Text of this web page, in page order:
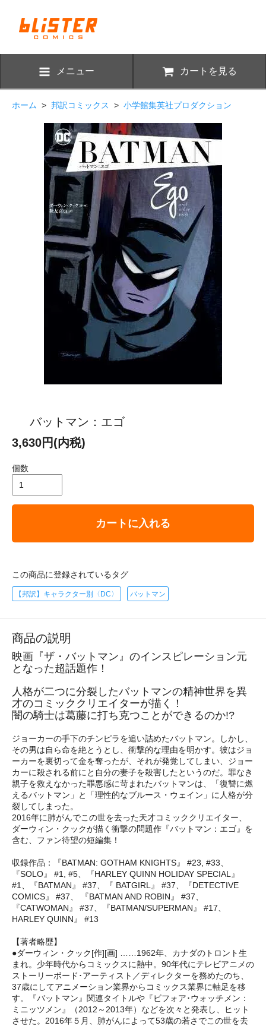
メニュー カートを見る
ホーム > 邦訳コミックス > 小学館集英社プロダクション
バットマン：エゴ
3,630円(内税)
個数
カートに入れる
この商品に登録されているタグ
【邦訳】キャラクター別〈DC〉 バットマン
商品の説明
映画『ザ・バットマン』のインスピレーション元
となった超話題作！
人格が二つに分裂したバットマンの精神世界を異
才のコミッククリエイターが描く！
闇の騎士は葛藤に打ち克つことができるのか!?
ジョーカーの手下のチンピラを追い詰めたバットマン。しかし、
その男は自ら命を絶とうとし、衝撃的な理由を明かす。彼はジョ
ーカーを裏切って金を奪ったが、それが発覚してしまい、ジョー
カーに殺される前にと自分の妻子を殺害したというのだ。罪なき
親子を救えなかった罪悪感に苛まれたバットマンは、「復讐に燃
えるバットマン」と「理性的なブルース・ウェイン」に人格が分
裂してしまった。
2016年に肺がんでこの世を去った天才コミッククリエイター、
ダーウィン・クックが描く衝撃の問題作『バットマン：エゴ』を
含む、ファン待望の短編集！
収録作品：『BATMAN: GOTHAM KNIGHTS』 #23, #33、
『SOLO』 #1, #5、『HARLEY QUINN HOLIDAY SPECIAL』
#1、『BATMAN』 #37、『 BATGIRL』 #37、『DETECTIVE
COMICS』 #37、 『BATMAN AND ROBIN』 #37、
『CATWOMAN』 #37、『BATMAN/SUPERMAN』 #17、
HARLEY QUINN』 #13
【著者略歴】
●ダーウィン・クック[作][画] ……1962年、カナダのトロント生
まれ。少年時代からコミックスに熱中。90年代にテレビアニメの
ストーリーボード･アーティスト／ディレクターを務めたのち、
37歳にしてアニメーション業界からコミックス業界に軸足を移
す。『バットマン』関連タイトルや『ビフォア･ウォッチメン：
ミニッツメン』（2012～2013年）などを次々と発表し、ヒット
させた。2016年５月、肺がんによって53歳の若さでこの世を去